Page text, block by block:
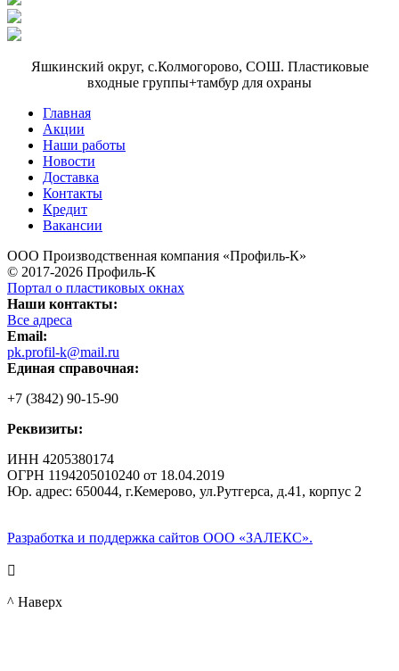
Яшкинский округ, с.Колмогорово, СОШ. Пластиковые
входные группы+тамбур для охраны
Главная
Акции
Наши работы
Новости
Доставка
Контакты
Кредит
Вакансии
ООО Производственная компания «Профиль-К»
© 2017-2026 Профиль-К
Портал о пластиковых окнах
Наши контакты:
Все адреса
Email:
pk.profil-k@mail.ru
Единая справочная:
+7 (3842) 90-15-90
Реквизиты:
ИНН 4205380174
ОГРН 1194205010240 от 18.04.2019
Юр. адрес: 650044, г.Кемерово, ул.Рутгерса, д.41, корпус 2
Разработка и поддержка сайтов ООО «ЗАЛЕКС».

^ Наверх